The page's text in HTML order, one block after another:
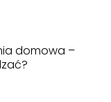
domowa –